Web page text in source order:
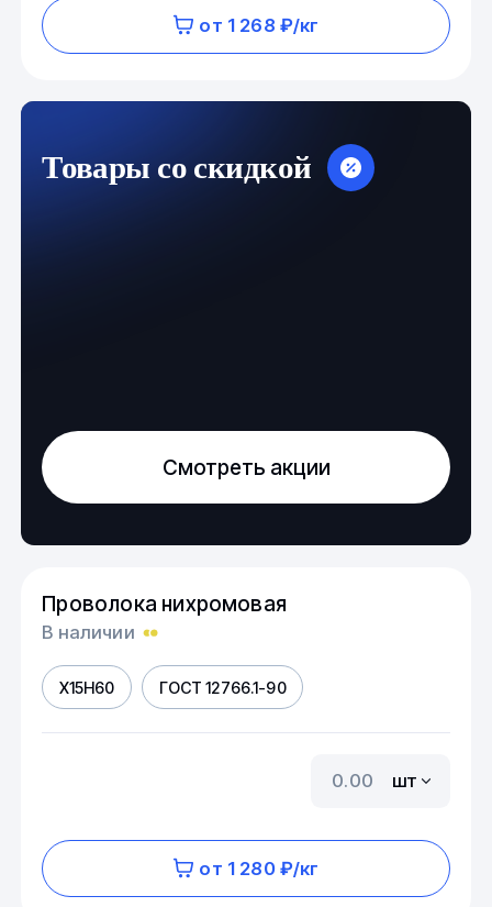
от 1 268 ₽/кг
Товары со скидкой
Смотреть акции
Проволока нихромовая
В наличии
Х15Н60 ГОСТ 12766.1-90
шт
от 1 280 ₽/кг